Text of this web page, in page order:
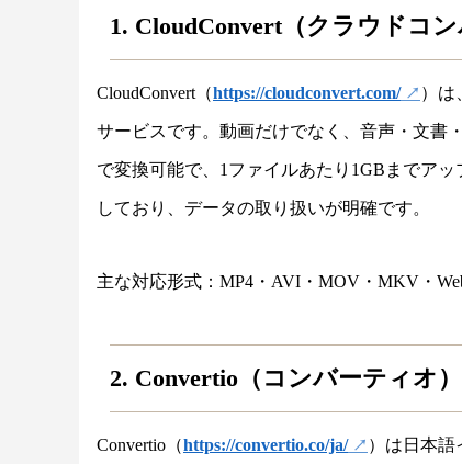
1. CloudConvert（クラウドコン
CloudConvert（https://cloudconvert.com/ ）は
サービスです。動画だけでなく、音声・文書
で変換可能で、1ファイルあたり1GBまでア
しており、データの取り扱いが明確です。
主な対応形式：MP4・AVI・MOV・MKV・
2. Convertio（コンバーティオ）
Convertio（https://convertio.co/ja/ ）は日本語